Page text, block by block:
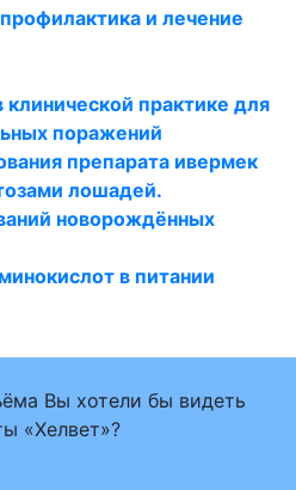
и лечение
практике для
поражений
препарата ивермек
лошадей.
новорождённых
в питании
Вы хотели бы видеть
«Хелвет»?